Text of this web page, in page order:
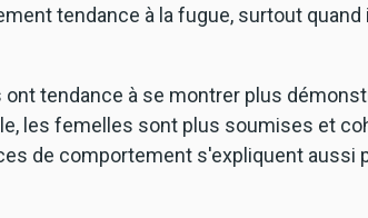
tendance à la fugue, surtout quand
tendance à se montrer plus
les femelles sont plus soumises et
de comportement s'expliquent aussi